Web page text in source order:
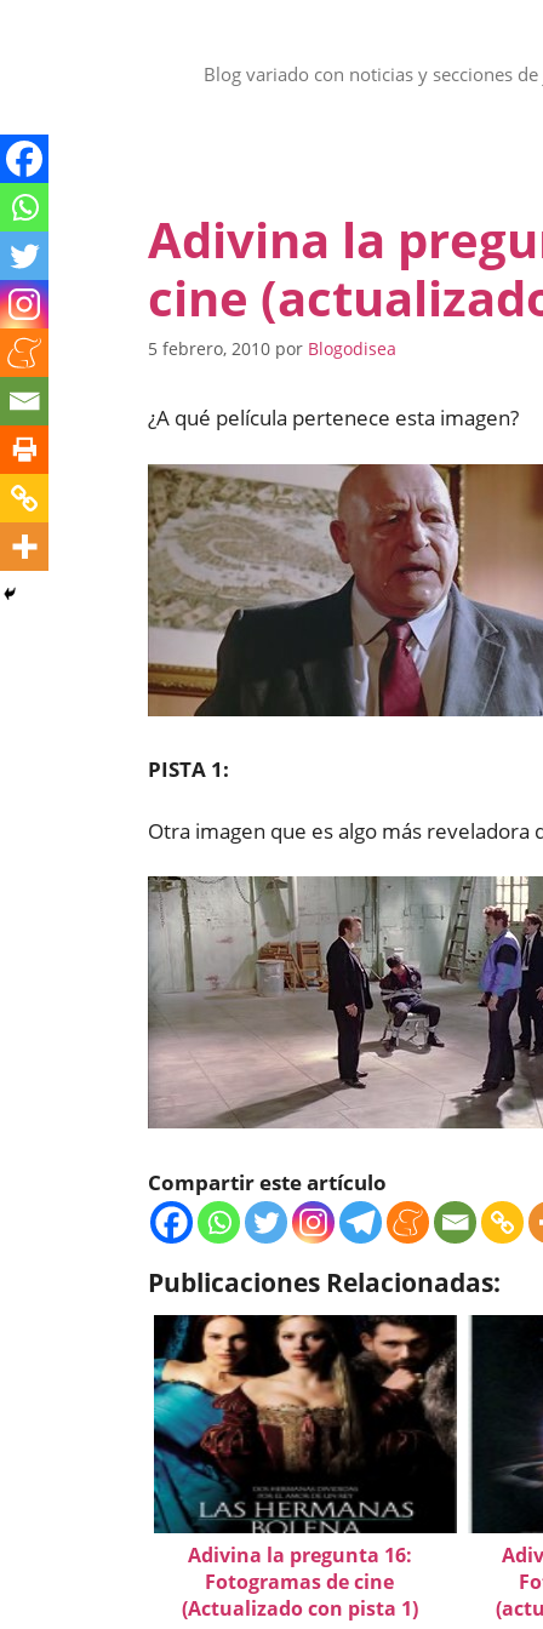
Blog variado con noticias y secciones
Adivina la
cine
5 febrero, 2010 por Blogodisea
¿A qué película pertenece esta imagen?
PISTA 1:
Otra imagen que es algo más reveladora
Compartir este artículo
Publicaciones Relacionadas:
Adivina la pregunta 16:
Fotogramas de cine
(Actualizado con pista 1)